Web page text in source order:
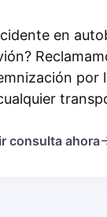
en
por
consulta ahora